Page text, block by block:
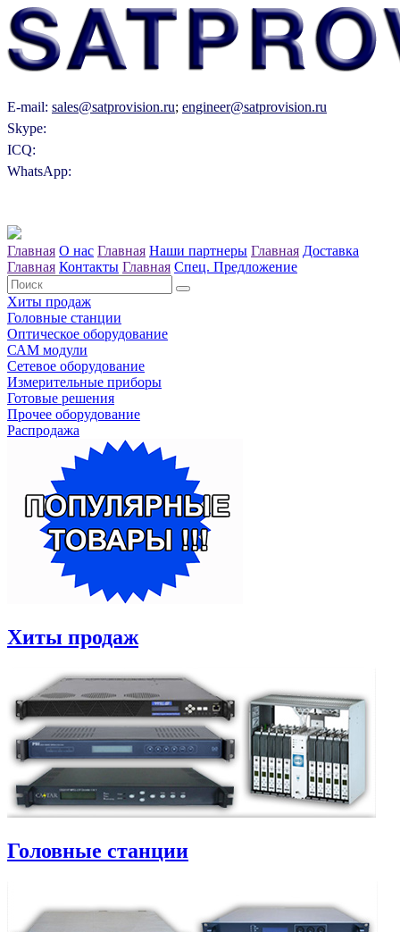
E-mail: sales@satprovision.ru; engineer@satprovision.ru
Skype:
ICQ:
WhatsApp:
Главная О нас Главная Наши партнеры Главная Доставка
Главная Контакты Главная Спец. Предложение
Хиты продаж
Головные станции
Оптическое оборудование
САM модули
Сетевое оборудование
Измерительные приборы
Готовые решения
Прочее оборудование
Распродажа
Хиты продаж
Головные станции